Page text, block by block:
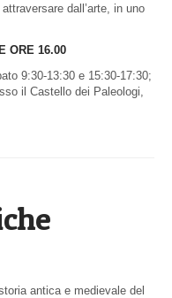
dall’arte, in uno
ORE 16.00
9:30-13:30 e 15:30-17:30;
il Castello dei Paleologi,
antica e medievale del